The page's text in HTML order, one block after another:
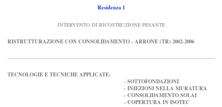
Residenza 1
INTERVENTO DI RICOSTRUZIONE PESANTE
RISTRUTTURAZIONE CON CONSOLIDAMENTO - ARRONE (TR) 2002-2006
TECNOLOGIE E TECNICHE APPLICATE:
- SOTTOFONDAZIONI
- INIEZIONI NELLA MURATURA
- CONSOLIDAMENTO SOLAI
- COPERTURA IN ISOTEC